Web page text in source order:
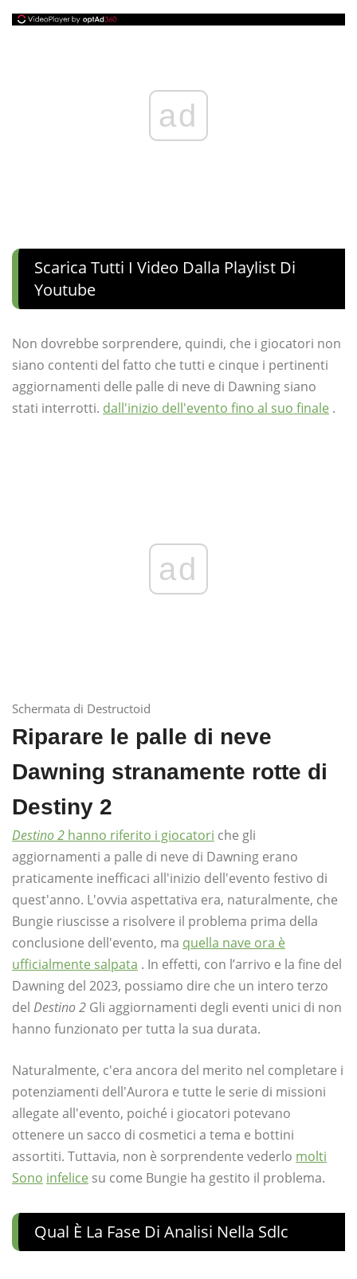
ad
Scarica Tutti I Video Dalla Playlist Di
Youtube
Non dovrebbe sorprendere, quindi, che i giocatori non
siano contenti del fatto che tutti e cinque i pertinenti
aggiornamenti delle palle di neve di Dawning siano
stati interrotti. dall'inizio dell'evento fino al suo finale .
ad
Schermata di Destructoid
Riparare le palle di neve
Dawning stranamente rotte di
Destiny 2
Destino 2 hanno riferito i giocatori che gli
aggiornamenti a palle di neve di Dawning erano
praticamente inefficaci all'inizio dell'evento festivo di
quest'anno. L'ovvia aspettativa era, naturalmente, che
Bungie riuscisse a risolvere il problema prima della
conclusione dell'evento, ma quella nave ora è
ufficialmente salpata . In effetti, con l’arrivo e la fine del
Dawning del 2023, possiamo dire che un intero terzo
del Destino 2 Gli aggiornamenti degli eventi unici di non
hanno funzionato per tutta la sua durata.
Naturalmente, c'era ancora del merito nel completare i
potenziamenti dell'Aurora e tutte le serie di missioni
allegate all'evento, poiché i giocatori potevano
ottenere un sacco di cosmetici a tema e bottini
assortiti. Tuttavia, non è sorprendente vederlo molti
Sono infelice su come Bungie ha gestito il problema.
Qual È La Fase Di Analisi Nella Sdlc